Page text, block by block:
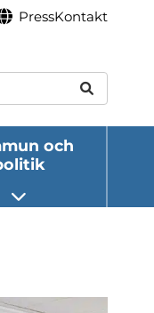
PressKontakt
och
Öppna undermeny